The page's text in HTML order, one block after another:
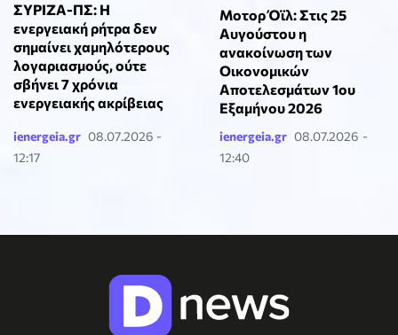
ΣΥΡΙΖΑ-ΠΣ: Η
ενεργειακή ρήτρα δεν
σημαίνει χαμηλότερους
λογαριασμούς, ούτε
σβήνει 7 χρόνια
ενεργειακής ακρίβειας
ienergeia.gr 08.07.2026 -
12:17
Μοτορ Όϊλ: Στις 25
Αυγούστου η
ανακοίνωση των
Οικονομικών
Αποτελεσμάτων 1ου
Εξαμήνου 2026
ienergeia.gr 08.07.2026 -
12:40